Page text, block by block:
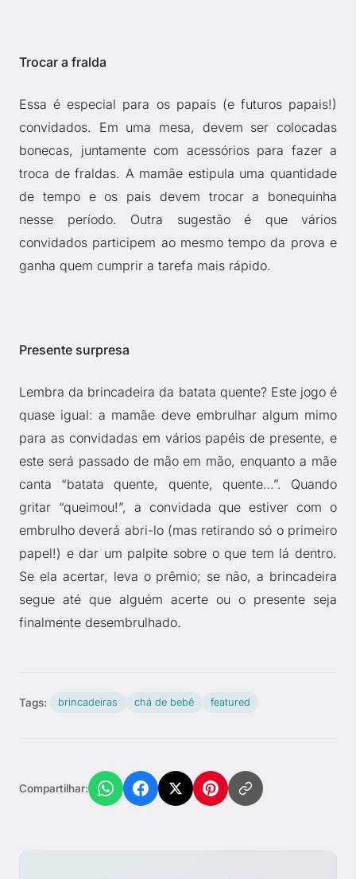
Trocar a fralda
Essa é especial para os papais (e futuros papais!)
convidados. Em uma mesa, devem ser colocadas
bonecas, juntamente com acessórios para fazer a
troca de fraldas. A mamãe estipula uma quantidade
de tempo e os pais devem trocar a bonequinha
nesse período. Outra sugestão é que vários
convidados participem ao mesmo tempo da prova e
ganha quem cumprir a tarefa mais rápido.
Presente surpresa
Lembra da brincadeira da batata quente? Este jogo é
quase igual: a mamãe deve embrulhar algum mimo
para as convidadas em vários papéis de presente, e
este será passado de mão em mão, enquanto a mãe
canta “batata quente, quente, quente…”. Quando
gritar “queimou!”, a convidada que estiver com o
embrulho deverá abri-lo (mas retirando só o primeiro
papel!) e dar um palpite sobre o que tem lá dentro.
Se ela acertar, leva o prêmio; se não, a brincadeira
segue até que alguém acerte ou o presente seja
finalmente desembrulhado.
Tags: brincadeiras chá de bebê featured
Compartilhar: